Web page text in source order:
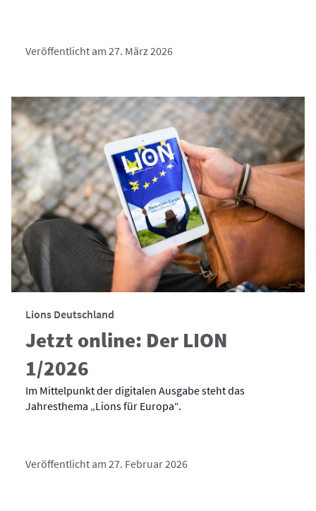
Veröffentlicht am 27. März 2026
Lions Deutschland
Jetzt online: Der LION
1/2026
Im Mittelpunkt der digitalen Ausgabe steht das
Jahresthema „Lions für Europa“.
Veröffentlicht am 27. Februar 2026